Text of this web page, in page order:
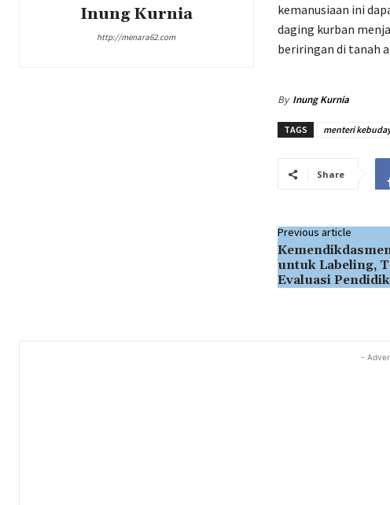
Inung Kurnia
http://menara62.com
kemanusiaan ini
daging kurban
beriringan di tanah
By Inung Kurnia
TAGS menteri
Share
Previous article
untuk Labeling,
Evaluasi
-